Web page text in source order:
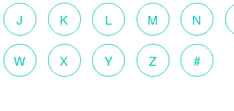
J K L M N
W X Y Z #